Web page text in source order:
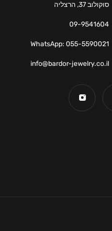
סוקולוב 37, הרצליה
09-9541604
WhatsApp: 055-5590021
info@bardor-jewelry.co.il